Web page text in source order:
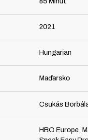
2021
Hungarian
Maďarsko
Csukás
HBO Europe,